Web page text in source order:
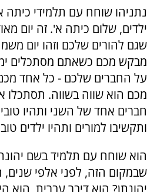
נתניהו שוחח עם תלמידי
ילדים, שלום כיתה א'. זה יום
שגם להורים שלכם וזהו יום
מבקש מכם כשאתם מסתכלים
על החברים שלכם - כל אחד
מכם הוא שווה בשווה. תסתכלו
חברים אחד של השני ותהיו
ותקשיבו למורים ותהיו ילדים
הוא שוחח עם תלמיד בשם
שבמקום הזה, לפני אלפי שנים,